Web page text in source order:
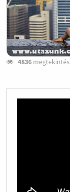
4836megtekintés